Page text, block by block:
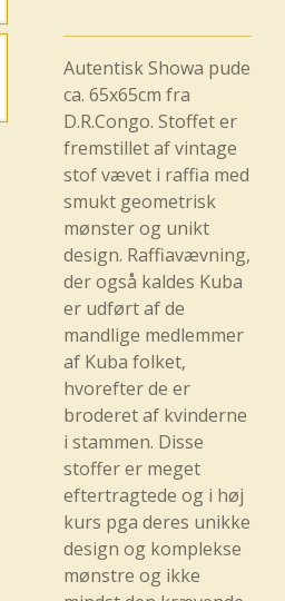
Autentisk Showa pude
ca. 65x65cm fra
D.R.Congo. Stoffet er
fremstillet af vintage
stof vævet i raffia med
smukt geometrisk
mønster og unikt
design. Raffiavævning,
der også kaldes Kuba
er udført af de
mandlige medlemmer
af Kuba folket,
hvorefter de er
broderet af kvinderne
i stammen. Disse
stoffer er meget
eftertragtede og i høj
kurs pga deres unikke
design og komplekse
mønstre og ikke